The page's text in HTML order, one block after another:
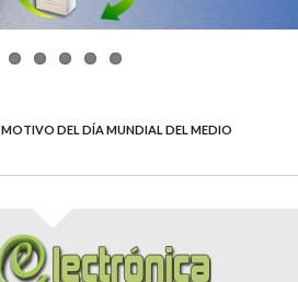
DEL DÍA MUNDIAL DEL MEDIO